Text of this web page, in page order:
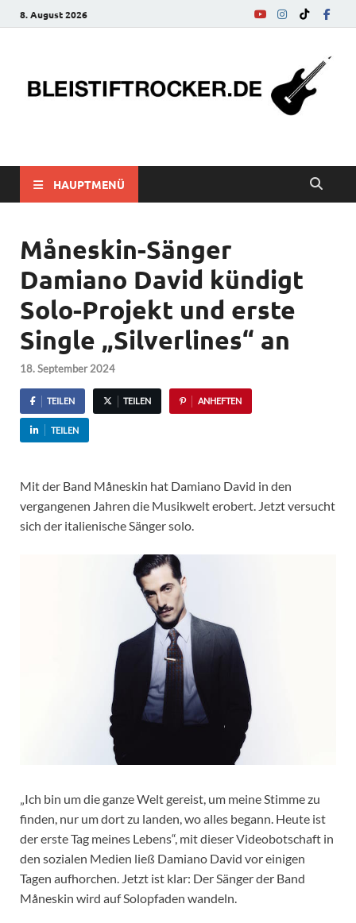
8. August 2026
bleistiftrocker.de
HAUPTMENÜ
Måneskin-Sänger
Damiano David kündigt
Solo-Projekt und erste
Single „Silverlines“ an
18. September 2024
TEILEN TEILEN ANHEFTEN
TEILEN
Mit der Band Måneskin hat Damiano David in den
vergangenen Jahren die Musikwelt erobert. Jetzt versucht
sich der italienische Sänger solo.
„Ich bin um die ganze Welt gereist, um meine Stimme zu
finden, nur um dort zu landen, wo alles begann. Heute ist
der erste Tag meines Lebens“, mit dieser Videobotschaft in
den sozialen Medien ließ Damiano David vor einigen
Tagen aufhorchen. Jetzt ist klar: Der Sänger der Band
Måneskin wird auf Solopfaden wandeln.